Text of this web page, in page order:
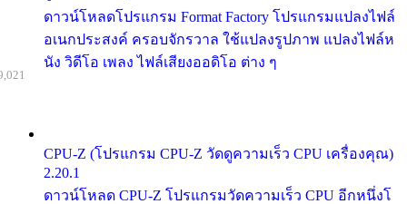
ดาวน์โหลดโปรแกรม Format Factory โปรแกรมแปลงไฟล์
อเนกประสงค์ ครอบจักรวาล ใช้แปลงรูปภาพ แปลงไฟล์ห
นัง วิดีโอ เพลง ไฟล์เสียงออดิโอ ต่าง ๆ
CPU-Z (โปรแกรม CPU-Z วัดดูความเร็ว CPU เครื่องคุณ)
2.20.1
ดาวน์โหลด CPU-Z โปรแกรมวัดความเร็ว CPU อีกหนึ่งโ